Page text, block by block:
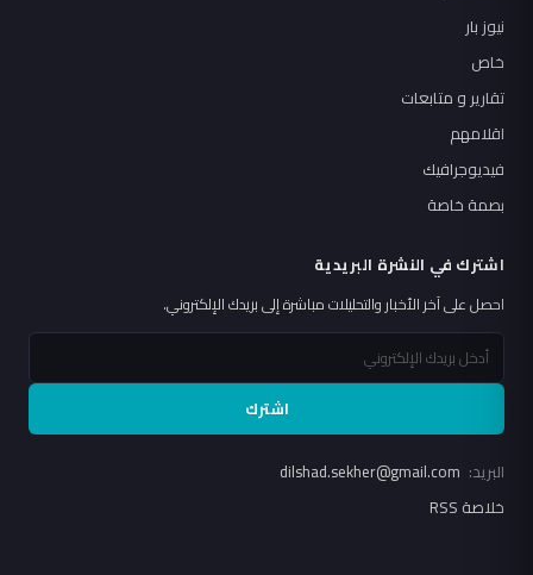
نيوز بار
خاص
تقارير و متابعات
اقلامهم
فيديوجرافيك
بصمة خاصة
اشترك في النشرة البريدية
احصل على آخر الأخبار والتحليلات مباشرة إلى بريدك الإلكتروني.
اشترك
البريد:
خلاصة RSS